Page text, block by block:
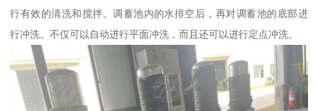
行有效的清洗和搅拌。调蓄池内的水排空后，再对调蓄池的底部进
行冲洗。不仅可以自动进行平面冲洗，而且还可以进行定点冲洗。